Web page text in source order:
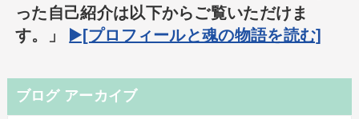
った自己紹介は以下からご覧いただけま
す。」 ▶️[プロフィールと魂の物語を読む]
ブログ アーカイブ